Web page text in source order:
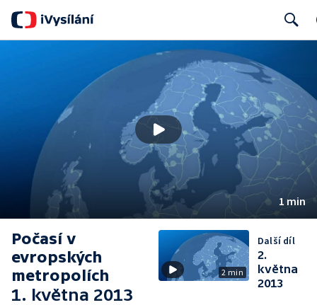
1 min
Počasí v
evropských
metropolích
1. května 2013
2 min
Další díl
2.
května
2013